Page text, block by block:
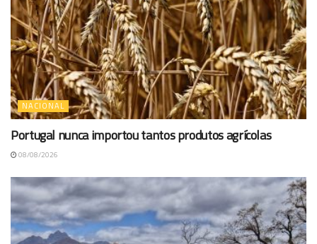
NACIONAL
Portugal nunca importou tantos produtos agrícolas
08/08/2026